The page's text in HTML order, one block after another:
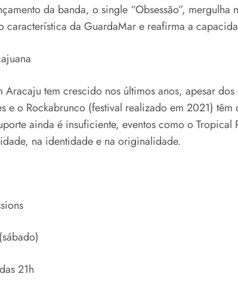
da banda, o single “Obsessão”,
característica da GuardaMar e reafirma a
Aracaju tem crescido nos últimos anos, apesar
e o Rockabrunco (festival realizado em 2021)
ainda é insuficiente, eventos como o
na identidade e na originalidade.
21h